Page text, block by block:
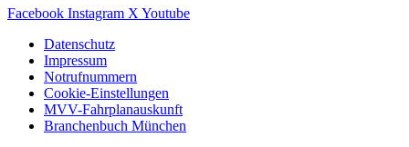
Facebook Instagram X Youtube
Datenschutz
Impressum
Notrufnummern
Cookie-Einstellungen
MVV-Fahrplanauskunft
Branchenbuch München